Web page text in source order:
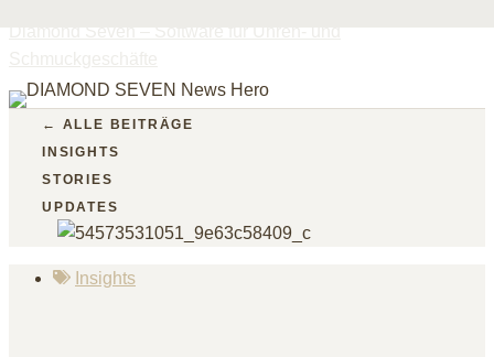
← ALLE BEITRÄGE
INSIGHTS
STORIES
UPDATES
Insights